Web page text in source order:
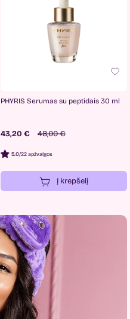
PHYRIS Serumas su peptidais 30 ml
43,20 € 48,00 €
5.0/22 apžvalgos
Į krepšelį